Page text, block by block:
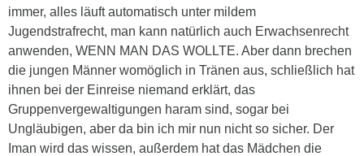
immer, alles läuft automatisch unter mildem
Jugendstrafrecht, man kann natürlich auch Erwachsenrecht
anwenden, WENN MAN DAS WOLLTE. Aber dann brechen
die jungen Männer womöglich in Tränen aus, schließlich hat
ihnen bei der Einreise niemand erklärt, das
Gruppenvergewaltigungen haram sind, sogar bei
Ungläubigen, aber da bin ich mir nun nicht so sicher. Der
Iman wird das wissen, außerdem hat das Mädchen die